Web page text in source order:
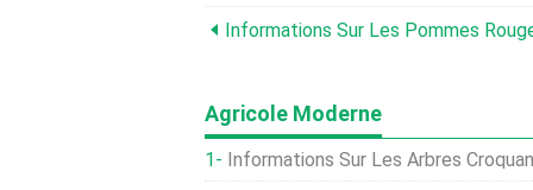
Agricole Moderne
Informations Sur Les Arbres Croquants D'automne :comment